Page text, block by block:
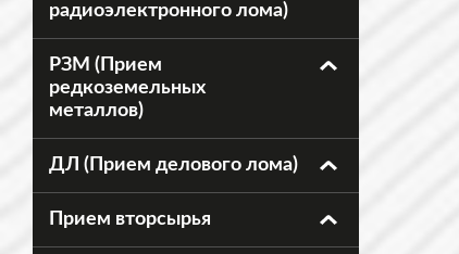
радиоэлектронного лома)
РЗМ (Прием
редкоземельных
металлов)
ДЛ (Прием делового лома)
Прием вторсырья